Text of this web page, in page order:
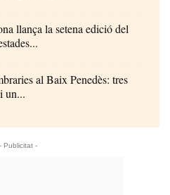
llança la setena edició del
al Baix Penedès: tres
un...
- Publicitat -